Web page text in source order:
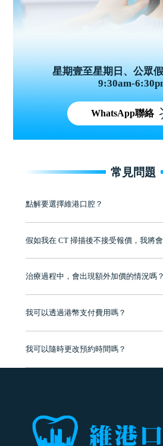
星期壹至星期日、公眾
9:30am-
WhatsApp聯絡
常見問題
點解要選擇維港口腔？
牌」、「2025香港企業領袖品牌」，是諾貝
至今已服務超過三十個國家和地區的顧客，
市市民極高的口碑評價及信任推薦 珠海、深圳
有咨詢及服務保障中心，有任何問題都可以隨
假如我在 CT 掃描後不接受報價，我將
不會！只要未開始實際服務之前，你不會被收
治療過程中，會出現額外加價的情況嗎？
我可以透過港幣支付費用嗎？
我可以隨時更改預約時間嗎？